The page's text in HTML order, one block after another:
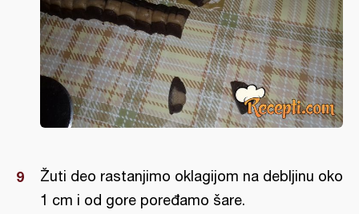
Žuti deo rastanjimo oklagijom na debljinu oko
1 cm i od gore poređamo šare.